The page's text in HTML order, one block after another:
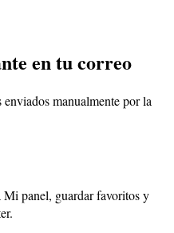
en tu correo
manualmente por la
Mi panel, guardar favoritos y